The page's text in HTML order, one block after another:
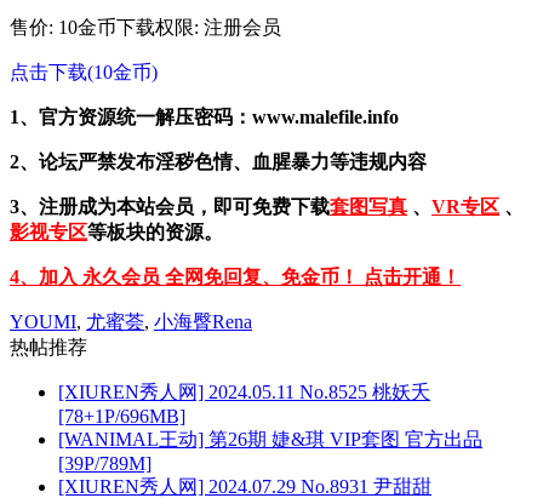
售价: 10金币下载权限: 注册会员
点击下载(10金币)
1、官方资源统一解压密码：www.malefile.info
2、论坛严禁发布淫秽色情、血腥暴力等违规内容
3、注册成为本站会员，即可免费下载套图写真 、 VR专区 、
影视专区等板块的资源。
4、加入 永久会员 全网免回复、免金币！ 点击开通！
YOUMI, 尤蜜荟, 小海臀Rena
热帖推荐
[XIUREN秀人网] 2024.05.11 No.8525 桃妖夭
[78+1P/696MB]
[WANIMAL王动] 第26期 婕&琪 VIP套图 官方出品
[39P/789M]
[XIUREN秀人网] 2024.07.29 No.8931 尹甜甜